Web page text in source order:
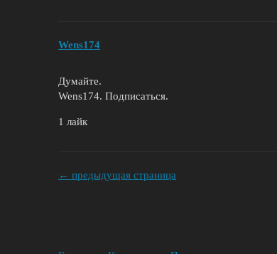
Wens174
Думайте.
Wens174. Подписаться.
1 лайк
← предыдущая страница